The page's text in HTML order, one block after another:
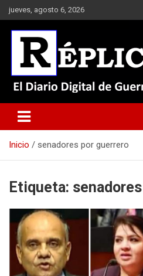
Saltar
al
contenido
jueves, agosto 6, 2026
Réplica
Inicio senadores por guerrero
Etiqueta: